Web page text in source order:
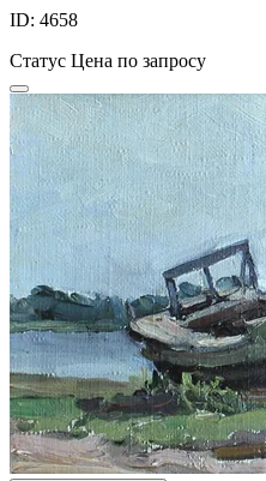
ID: 4658
Статус Цена по запросу